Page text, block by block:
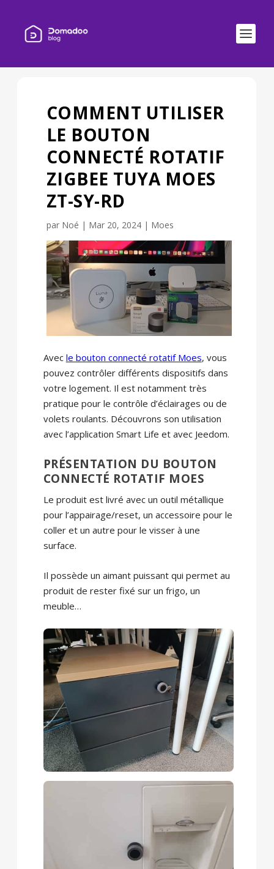
COMMENT UTILISER
LE BOUTON
CONNECTÉ ROTATIF
ZIGBEE TUYA MOES
ZT-SY-RD
par Noé | Mar 20, 2024| Moes
Avec le bouton connecté rotatif Moes, vous
pouvez contrôler différents dispositifs dans
votre logement. Il est notamment très
pratique pour le contrôle d’éclairages ou de
volets roulants. Découvrons son utilisation
avec l’application Smart Life et avec Jeedom.
PRÉSENTATION DU BOUTON
CONNECTÉ ROTATIF MOES
Le produit est livré avec un outil métallique
pour l’appairage/reset, un accessoire pour le
coller et un autre pour le visser à une
surface.
Il possède un aimant puissant qui permet au
produit de rester fixé sur un frigo, un
meuble…